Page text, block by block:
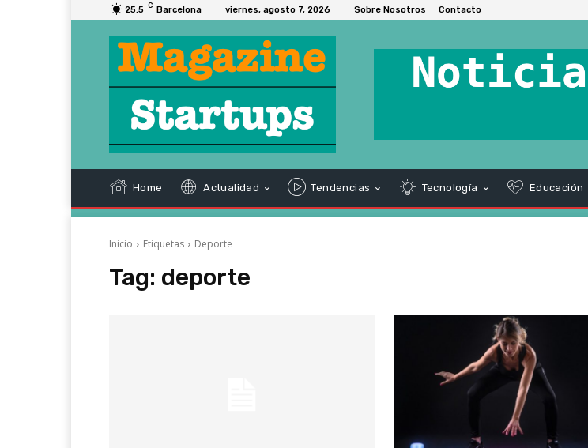
25.5 C Barcelona viernes, agosto 7, 2026 Sobre Nosotros Contacto
Home Actualidad Tendencias Tecnología Educación
Inicio Etiquetas Deporte
Tag: deporte